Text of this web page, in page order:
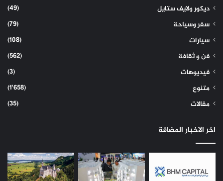
ديكور ولايف ستايل
(49)
سفر وسياحة
(79)
سيارات
(108)
فن و ثقافة
(562)
فيديوهات
(3)
متنوع
(1٬658)
مقالات
(35)
اخر الاخبار المضافة